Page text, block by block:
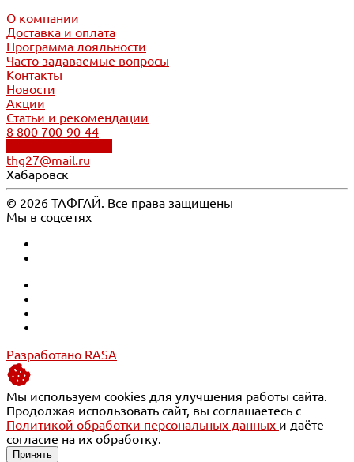
О компании
Доставка и оплата
Программа лояльности
Часто задаваемые вопросы
Контакты
Новости
Акции
Статьи и рекомендации
8 800 700-90-44
thg27@mail.ru
Хабаровск
© 2026 ТАФГАЙ. Все права защищены
Мы в соцсетях
Разработано RASA
Мы используем cookies для улучшения работы сайта.
Продолжая использовать сайт, вы соглашаетесь с
Политикой обработки персональных данных и даёте
согласие на их обработку.
Принять